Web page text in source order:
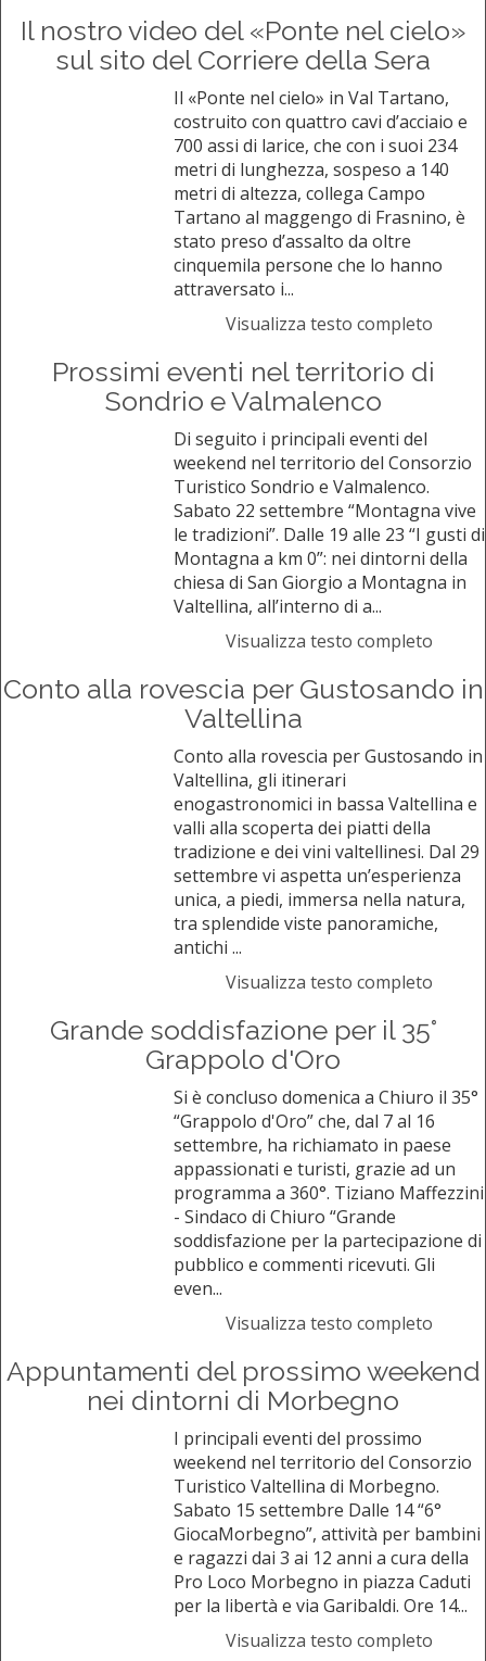
Il nostro video del «Ponte nel cielo»
sul sito del Corriere della Sera
Il «Ponte nel cielo» in Val Tartano,
costruito con quattro cavi d’acciaio e
700 assi di larice, che con i suoi 234
metri di lunghezza, sospeso a 140
metri di altezza, collega Campo
Tartano al maggengo di Frasnino, è
stato preso d’assalto da oltre
cinquemila persone che lo hanno
attraversato i...
Visualizza testo completo
Prossimi eventi nel territorio di
Sondrio e Valmalenco
Di seguito i principali eventi del
weekend nel territorio del Consorzio
Turistico Sondrio e Valmalenco.
Sabato 22 settembre “Montagna vive
le tradizioni”. Dalle 19 alle 23 “I gusti di
Montagna a km 0”: nei dintorni della
chiesa di San Giorgio a Montagna in
Valtellina, all’interno di a...
Visualizza testo completo
Conto alla rovescia per Gustosando in
Valtellina
Conto alla rovescia per Gustosando in
Valtellina, gli itinerari
enogastronomici in bassa Valtellina e
valli alla scoperta dei piatti della
tradizione e dei vini valtellinesi. Dal 29
settembre vi aspetta un’esperienza
unica, a piedi, immersa nella natura,
tra splendide viste panoramiche,
antichi ...
Visualizza testo completo
Grande soddisfazione per il 35°
Grappolo d'Oro
Si è concluso domenica a Chiuro il 35°
“Grappolo d'Oro” che, dal 7 al 16
settembre, ha richiamato in paese
appassionati e turisti, grazie ad un
programma a 360°. Tiziano Maffezzini
- Sindaco di Chiuro “Grande
soddisfazione per la partecipazione di
pubblico e commenti ricevuti. Gli
even...
Visualizza testo completo
Appuntamenti del prossimo weekend
nei dintorni di Morbegno
I principali eventi del prossimo
weekend nel territorio del Consorzio
Turistico Valtellina di Morbegno.
Sabato 15 settembre Dalle 14 “6°
GiocaMorbegno”, attività per bambini
e ragazzi dai 3 ai 12 anni a cura della
Pro Loco Morbegno in piazza Caduti
per la libertà e via Garibaldi. Ore 14...
Visualizza testo completo